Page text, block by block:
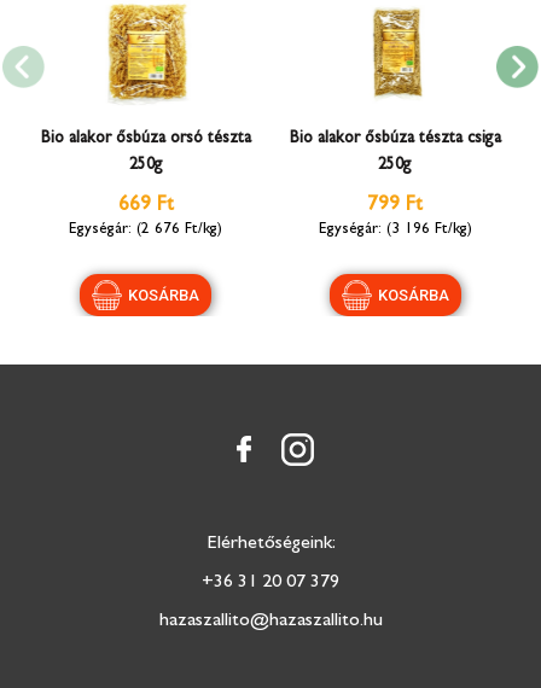
Bio alakor ősbúza orsó tészta
250g
669 Ft
(2 676 Ft/kg)
Bio alakor ősbúza tészta csiga
250g
799 Ft
(3 196 Ft/kg)
Elérhetőségeink:
+36 31 20 07 379
hazaszallito@hazaszallito.hu